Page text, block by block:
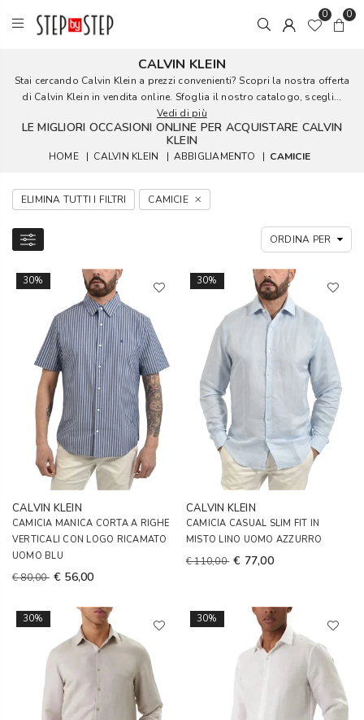
0 0
CALVIN KLEIN
Stai cercando Calvin Klein a prezzi convenienti? Scopri la nostra offerta
di Calvin Klein in vendita online. Sfoglia il nostro catalogo, scegli...
Vedi di più
LE MIGLIORI OCCASIONI ONLINE PER ACQUISTARE CALVIN
KLEIN
HOME | CALVIN KLEIN | ABBIGLIAMENTO | CAMICIE
ELIMINA TUTTI I FILTRI CAMICIE
30%
CALVIN KLEIN
CAMICIA MANICA CORTA A RIGHE
VERTICALI CON LOGO RICAMATO
UOMO BLU
€ 80,00 € 56,00
30%
CALVIN KLEIN
CAMICIA CASUAL SLIM FIT IN
MISTO LINO UOMO AZZURRO
€ 110,00 € 77,00
30% 30%